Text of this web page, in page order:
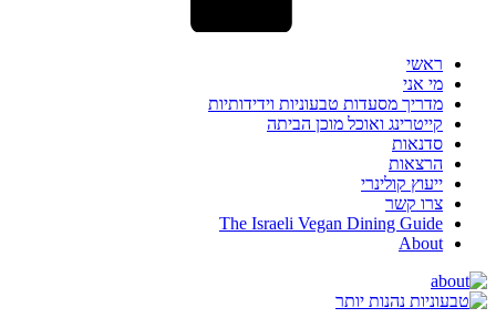
ראשי
מי אני
מדריך מסעדות טבעוניות וידידותיות
קייטרינג ואוכל מוכן הביתה
סדנאות
הרצאות
ייעוץ קולינרי
צרו קשר
The Israeli Vegan Dining Guide
About